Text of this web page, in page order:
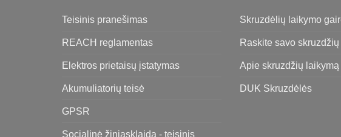
Teisinis pranešimas
REACH reglamentas
Elektros prietaisų įstatymas
Akumuliatorių teisė
GPSR
Socialinė žiniasklaida - teisinis
Skruzdėlių laikymo
Raskite savo skruzdžių
Apie skruzdžių laikymą
DUK Skruzdėlės